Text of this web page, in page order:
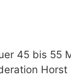
45 bis 55